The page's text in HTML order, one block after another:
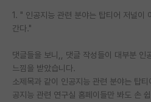
PI 전용 게시판
특수/전문대학원 게시판
반도체/AI 게시판
1. " 인공지능 관련 분야는 탑티어 저널이
간다."
댓글들을 보니,, 댓글 작성들이 대부분 인
느낌을 받았습니다.
소제목과 같이 인공지능 관련 분야는 탑
공지능 관련 연구실 홈페이들만 봐도 손